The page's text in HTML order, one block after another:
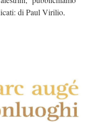
di Paul Virilio,